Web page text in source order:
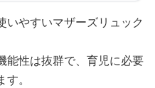
いやすいマザーズリュック
能性は抜群で、育児に必要
。